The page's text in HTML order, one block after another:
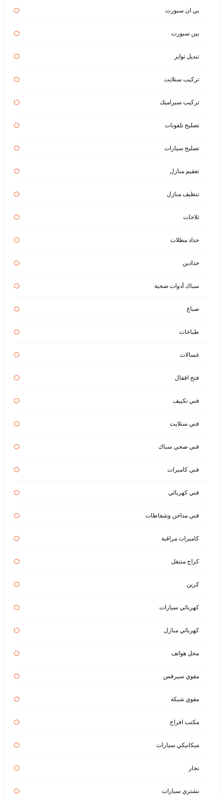
بي ان سبورت
بين سبورت
تبديل تواير
تركيب ستلايت
تركيب سيراميك
تصليح تلفونات
تصليح سيارات
تعقيم منازل
تنظيف منازل
ثلاجات
حداد مظلات
حدادين
سباك أدوات صحية
صباغ
طباخات
غسالات
فتح اقفال
فني تكييف
فني ستلايت
فني صحي سباك
فني كاميرات
فني كهربائي
فني مداخن وشفاطات
كاميرات مراقبة
كراج متنقل
كرين
كهربائي سيارات
كهربائي منازل
محل هواتف
مقوي سيرفس
مقوي شبكة
مكتب افراح
ميكانيكي سيارات
نجار
نشتري سيارات